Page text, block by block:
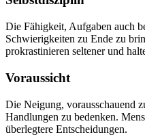
Die Fähigkeit, Aufgaben auch
Schwierigkeiten zu Ende zu
prokrastinieren seltener und
Voraussicht
Die Neigung, vorausschauend
Handlungen zu bedenken.
überlegtere Entscheidungen.